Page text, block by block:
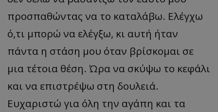
προσπαθώντας να το καταλάβω. Ελέγχω
ό,τι μπορώ να ελέγξω, κι αυτή ήταν
πάντα η στάση μου όταν βρίσκομαι σε
μια τέτοια θέση. Ώρα να σκύψω το κεφάλι
και να επιστρέψω στη δουλειά.
Ευχαριστώ για όλη την αγάπη και τα